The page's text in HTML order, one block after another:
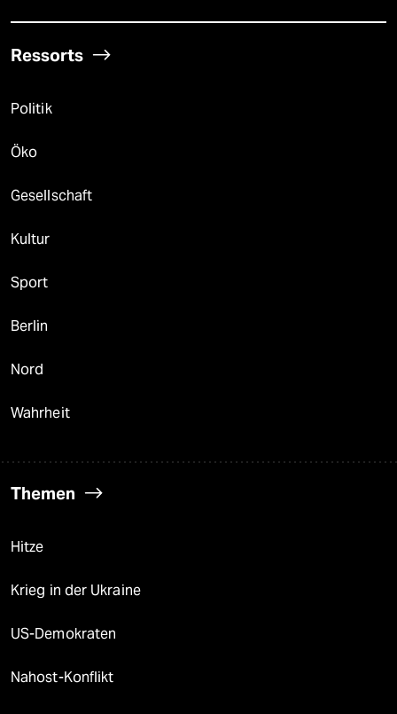
Ressorts
Politik
Öko
Gesellschaft
Kultur
Sport
Berlin
Nord
Wahrheit
Themen
Hitze
Krieg in der Ukraine
US-Demokraten
Nahost-Konflikt